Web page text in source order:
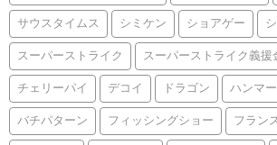
サウスタイムス シミケン ショアゲー
スーパーストライク スーパーストライク義援
チェリーパイ デコイ ドラゴン ハンマ
バチパターン フィッシングショー フラン